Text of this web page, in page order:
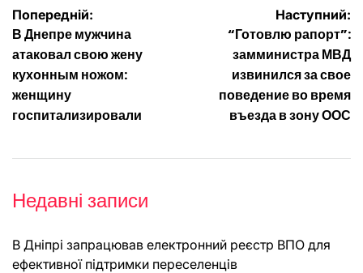
Навігація
записів
Попередній:
В Днепре мужчина
атаковал свою жену
кухонным ножом:
женщину
госпитализировали
Наступний:
“Готовлю рапорт”:
замминистра МВД
извинился за свое
поведение во время
въезда в зону ООС
Недавні записи
В Дніпрі запрацював електронний реєстр ВПО для
ефективної підтримки переселенців